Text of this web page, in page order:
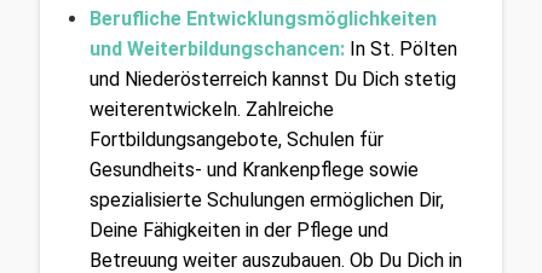
Berufliche Entwicklungsmöglichkeiten
und Weiterbildungschancen: In St. Pölten
und Niederösterreich kannst Du Dich stetig
weiterentwickeln. Zahlreiche
Fortbildungsangebote, Schulen für
Gesundheits- und Krankenpflege sowie
spezialisierte Schulungen ermöglichen Dir,
Deine Fähigkeiten in der Pflege und
Betreuung weiter auszubauen. Ob Du Dich in